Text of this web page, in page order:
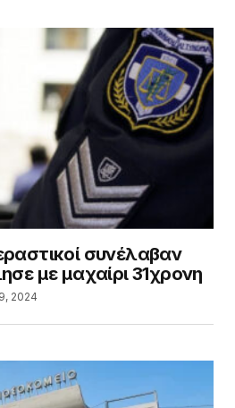
συνέλαβαν
με μαχαίρι 31χρονη
2024